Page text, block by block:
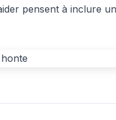
pensent à inclure